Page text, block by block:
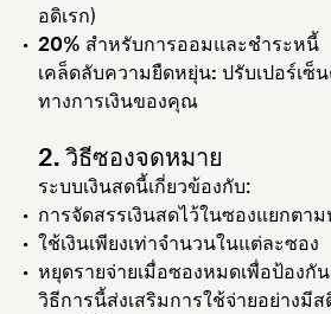
อดิเรก)
20% สำหรับการออมและชำระหนี้
เคล็ดลับความยืดหยุ่น: ปรับเปอร์เซ็
ทางการเงินของคุณ
2. วิธีซองจดหมาย
ระบบเงินสดนี้เกี่ยวข้องกับ:
การจัดสรรเงินสดไว้ในซองแยกตา
ใช้เงินเพียงเท่าจำนวนในแต่ละซอง
หยุดรายจ่ายเมื่อซองหมดเพื่อป้องกั
วิธีการนี้ส่งเสริมการใช้จ่ายอย่างมี